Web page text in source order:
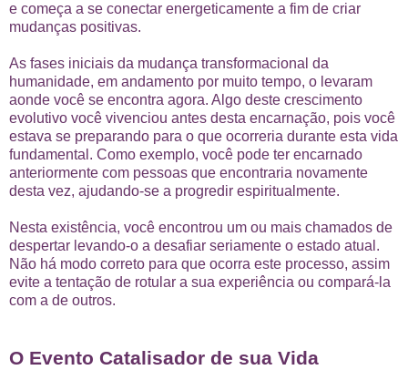
e começa a se conectar energeticamente a fim de criar
mudanças positivas.
As fases iniciais da mudança transformacional da
humanidade, em andamento por muito tempo, o levaram
aonde você se encontra agora. Algo deste crescimento
evolutivo você vivenciou antes desta encarnação, pois você
estava se preparando para o que ocorreria durante esta vida
fundamental. Como exemplo, você pode ter encarnado
anteriormente com pessoas que encontraria novamente
desta vez, ajudando-se a progredir espiritualmente.
Nesta existência, você encontrou um ou mais chamados de
despertar levando-o a desafiar seriamente o estado atual.
Não há modo correto para que ocorra este processo, assim
evite a tentação de rotular a sua experiência ou compará-la
com a de outros.
O Evento Catalisador de sua Vida